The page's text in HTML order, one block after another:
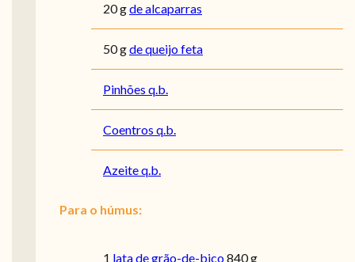
20gde alcaparras
50gde queijo feta
Pinhões q.b.
Coentros q.b.
Azeite q.b.
Para o húmus:
1 lata de grão-de-bico840 g